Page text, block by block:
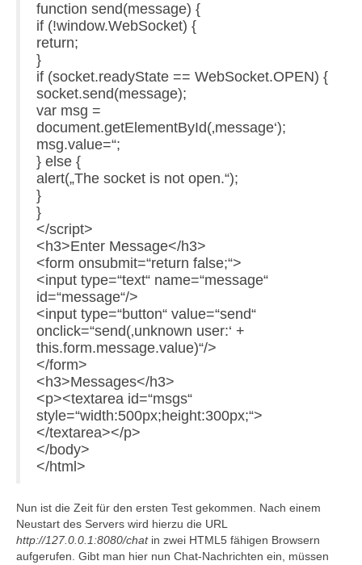
function send(message) {
if (!window.WebSocket) {
return;
}
if (socket.readyState == WebSocket.OPEN) {
socket.send(message);
var msg =
document.getElementById(‚message‘);
msg.value=“;
} else {
alert(„The socket is not open.“);
}
}
</script>
<h3>Enter Message</h3>
<form onsubmit=“return false;“>
<input type=“text“ name=“message“
id=“message“/>
<input type=“button“ value=“send“
onclick=“send(‚unknown user:‘ +
this.form.message.value)“/>
</form>
<h3>Messages</h3>
<p><textarea id=“msgs“
style=“width:500px;height:300px;“>
</textarea></p>
</body>
</html>
Nun ist die Zeit für den ersten Test gekommen. Nach einem
Neustart des Servers wird hierzu die URL
http://127.0.0.1:8080/chatin zwei HTML5 fähigen Browsern
aufgerufen. Gibt man hier nun Chat-Nachrichten ein, müssen